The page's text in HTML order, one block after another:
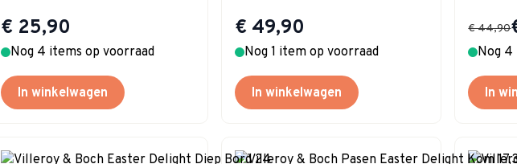
€ 25,90
Nog 4 items op voorraad
In winkelwagen
€ 49,90
Nog 1 item op voorraad
In winkelwagen
€ 44,90
Nog 4
In